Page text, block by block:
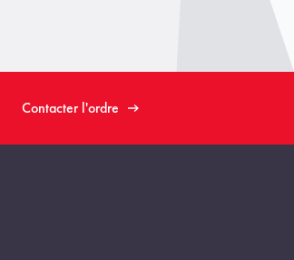
Contacter l'ordre